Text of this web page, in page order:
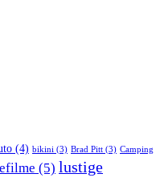
(4) bikini (3) Brad Pitt (3) Camping
(5) lustige